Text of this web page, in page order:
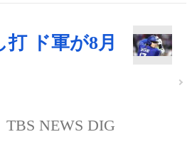
ド軍が8月
TBS NEWS DIG